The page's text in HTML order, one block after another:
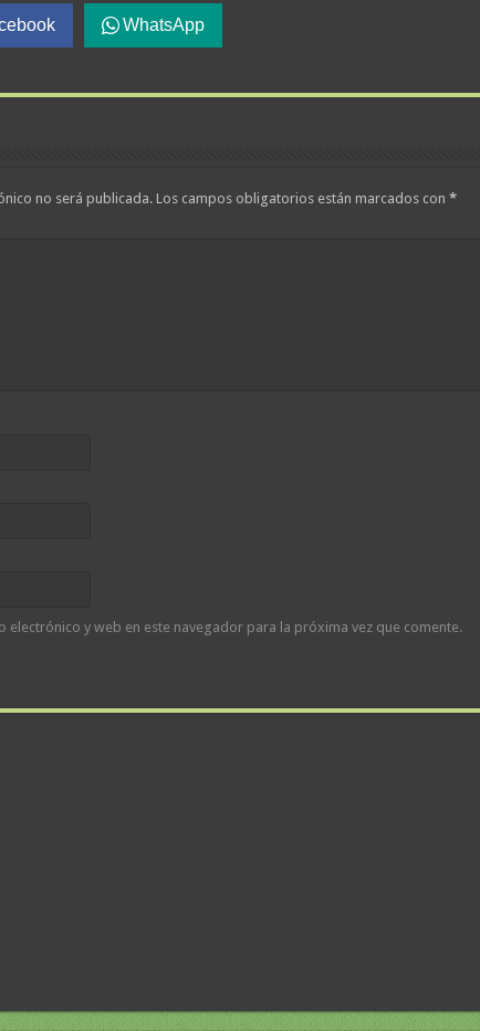
WhatsApp
no será publicada. Los campos obligatorios están marcados con *
electrónico y web en este navegador para la próxima vez que comente.